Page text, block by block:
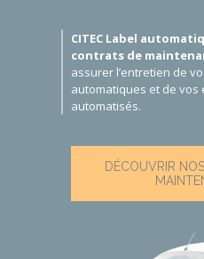
CITEC Label
contrats de
assurer l’entretien de
automatiques et de vos
automatisés.
DÉCOUVRIR